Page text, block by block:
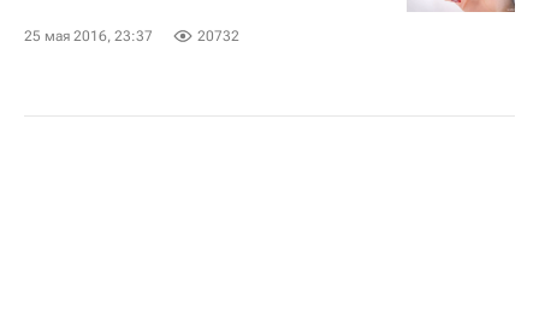
25 мая 2016, 23:37 20732